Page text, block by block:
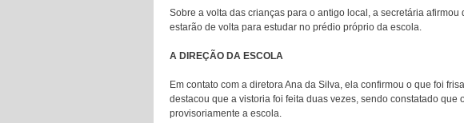
Sobre a volta das crianças para o antigo local, a secretária
estarão de volta para estudar no prédio próprio da escola.
A DIREÇÃO DA ESCOLA
Em contato com a diretora Ana da Silva, ela confirmou o que foi
destacou que a vistoria foi feita duas vezes, sendo constatado que
provisoriamente a escola.